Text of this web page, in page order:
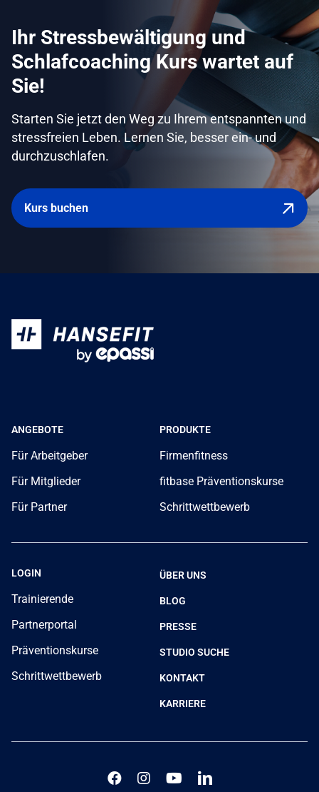
Ihr Stressbewältigung und
Schlafcoaching Kurs wartet auf
Sie!
Starten Sie jetzt den Weg zu Ihrem entspannten und
stressfreien Leben. Lernen Sie, besser ein- und
durchzuschlafen.
Kurs buchen
ANGEBOTE
Für Arbeitgeber
Für Mitglieder
Für Partner
PRODUKTE
Firmenfitness
fitbase Präventionskurse
Schrittwettbewerb
LOGIN
Trainierende
Partnerportal
Präventionskurse
Schrittwettbewerb
ÜBER UNS
BLOG
PRESSE
STUDIO SUCHE
KONTAKT
KARRIERE